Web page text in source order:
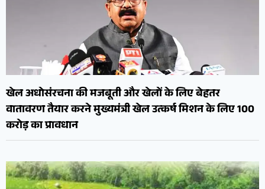
खेल अधोसंरचना की मजबूती और खेलों के लिए बेहतर
वातावरण तैयार करने मुख्यमंत्री खेल उत्कर्ष मिशन के लिए 100
करोड़ का प्रावधान